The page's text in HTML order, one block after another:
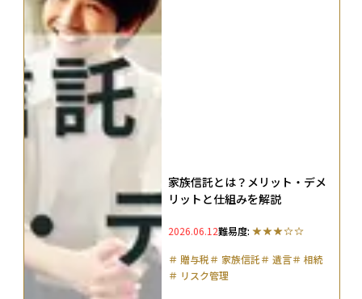
家族信託とは？メリット・デメ
リットと仕組みを解説
2026.06.12難易度:
＃ 贈与税＃ 家族信託＃ 遺言＃ 相続
＃ リスク管理